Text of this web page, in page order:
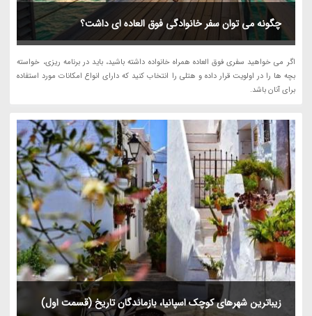
چگونه می توان سفر خانوادگی فوق العاده ای داشت؟
اگر می خواهید سفری فوق العاده همراه خانواده داشته باشید، باید در برنامه ریزی، خواسته
بچه ها را در اولویت قرار داده و هتلی را انتخاب کنید که دارای انواع امکانات مورد استفاده
برای آنان باشد.
زیباترین شهرهای کوچک اسپانیا، بازماندگان تاریخ (قسمت اول)